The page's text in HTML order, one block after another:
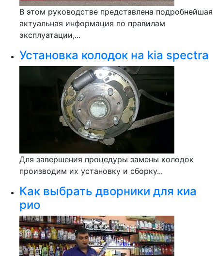
В этом руководстве представлена подробнейшая
актуальная информация по правилам
эксплуатации,...
Установка колодок на kia spectra
Для завершения процедуры замены колодок
производим их установку и сборку...
Как выбрать дворники для киа
рио